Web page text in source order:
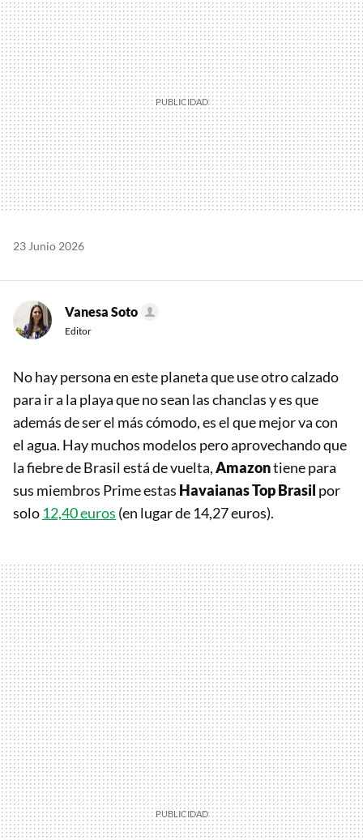
MAIL
23 Junio 2026
Vanesa Soto
Editor
No hay persona en este planeta que use otro calzado
para ir a la playa que no sean las chanclas y es que
además de ser el más cómodo, es el que mejor va con
el agua. Hay muchos modelos pero aprovechando que
la fiebre de Brasil está de vuelta,Amazontiene para
sus miembros Prime estas Havaianas Top Brasil por
solo 12,40 euros (en lugar de 14,27 euros).